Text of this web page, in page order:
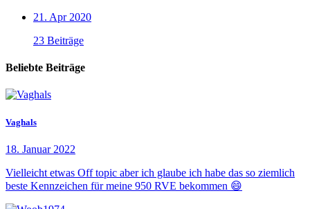
21. Apr 2020
23 Beiträge
Beliebte Beiträge
Vaghals
18. Januar 2022
Vielleicht etwas Off topic aber ich glaube ich habe das so ziemlich
beste Kennzeichen für meine 950 RVE bekommen 😄